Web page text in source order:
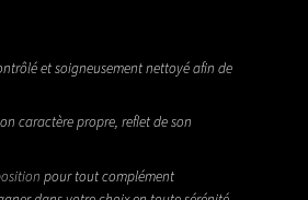
et soigneusement nettoyé afin de
caractère propre, reflet de son
pour tout complément